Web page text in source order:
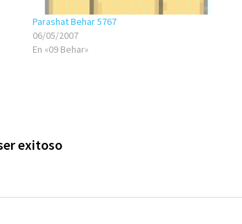
Parashat Behar 5767
06/05/2007
En «09 Behar»
exitoso